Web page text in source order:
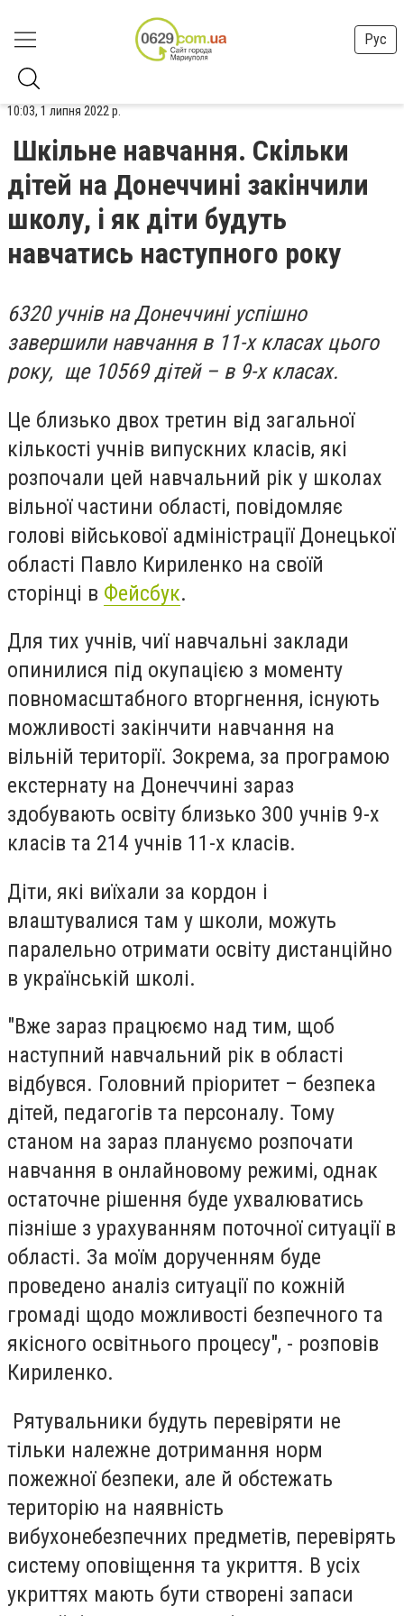
Рус
10:03, 1 липня 2022 р.
Шкільне навчання. Скільки
дітей на Донеччині закінчили
школу, і як діти будуть
навчатись наступного року
6320 учнів на Донеччині успішно
завершили навчання в 11-х класах цього
року, ще 10569 дітей – в 9-х класах.
Це близько двох третин від загальної
кількості учнів випускних класів, які
розпочали цей навчальний рік у школах
вільної частини області, повідомляє
голові військової адміністрації Донецької
області Павло Кириленко на своїй
сторінці в Фейсбук.
Для тих учнів, чиї навчальні заклади
опинилися під окупацією з моменту
повномасштабного вторгнення, існують
можливості закінчити навчання на
вільній території. Зокрема, за програмою
екстернату на Донеччині зараз
здобувають освіту близько 300 учнів 9-х
класів та 214 учнів 11-х класів.
Діти, які виїхали за кордон і
влаштувалися там у школи, можуть
паралельно отримати освіту дистанційно
в українській школі.
"Вже зараз працюємо над тим, щоб
наступний навчальний рік в області
відбувся. Головний пріоритет – безпека
дітей, педагогів та персоналу. Тому
станом на зараз плануємо розпочати
навчання в онлайновому режимі, однак
остаточне рішення буде ухвалюватись
пізніше з урахуванням поточної ситуації в
області. За моїм дорученням буде
проведено аналіз ситуації по кожній
громаді щодо можливості безпечного та
якісного освітнього процесу", - розповів
Кириленко.
Рятувальники будуть перевіряти не
тільки належне дотримання норм
пожежної безпеки, але й обстежать
територію на наявність
вибухонебезпечних предметів, перевірять
систему оповіщення та укриття. В усіх
укриттях мають бути створені запаси